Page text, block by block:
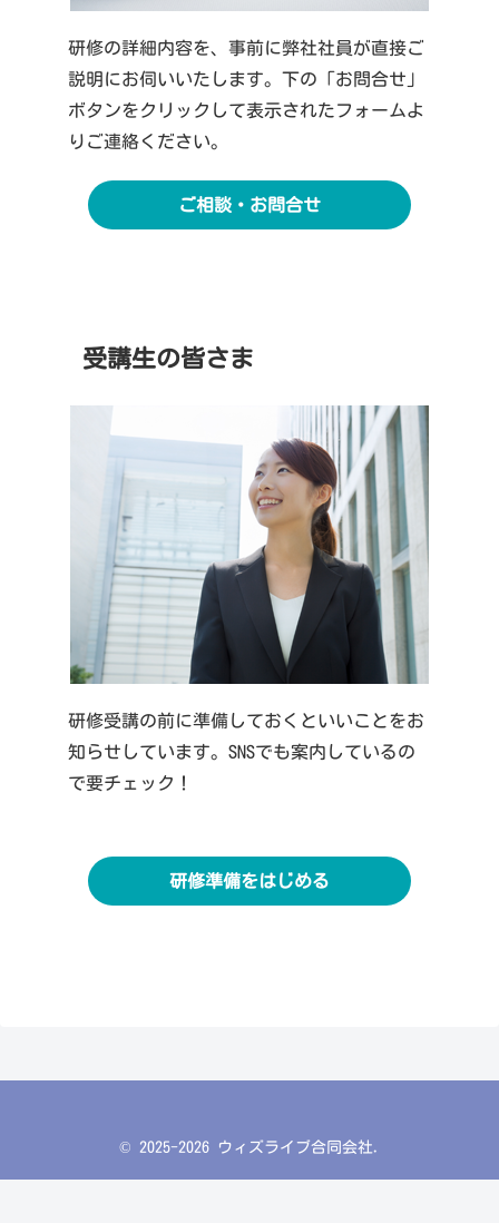
研修の詳細内容を、事前に弊社社員が直接ご
説明にお伺いいたします。下の「お問合せ」
ボタンをクリックして表示されたフォームよ
りご連絡ください。
ご相談・お問合せ
受講生の皆さま
研修受講の前に準備しておくといいことをお
知らせしています。SNSでも案内しているの
で要チェック！
研修準備をはじめる
© 2025-2026 ウィズライブ合同会社.